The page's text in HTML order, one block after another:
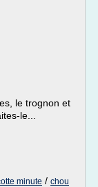
le trognon et
le...
minute / chou